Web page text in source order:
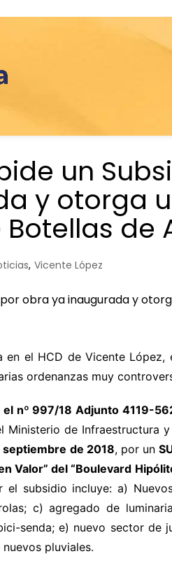
un
y otorga
de
, Vicente López
en el HCD de Vicente
ordenanzas muy
nº 997/18 Adjunto 4119-
Ministerio de Infraestructura
septiembre de 2018, por un
Valor” del “Boulevard
subsidio incluye: a)
c) agregado de
senda; e) nuevo sector de
pluviales.